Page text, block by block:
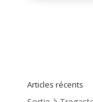
Sortie à Tregastel